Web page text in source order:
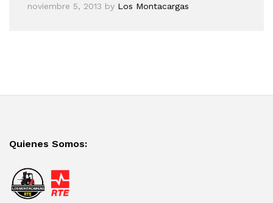
noviembre 5, 2013 by Los Montacargas
Quienes Somos: